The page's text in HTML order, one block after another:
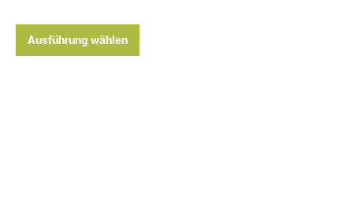
Ausführung wählen